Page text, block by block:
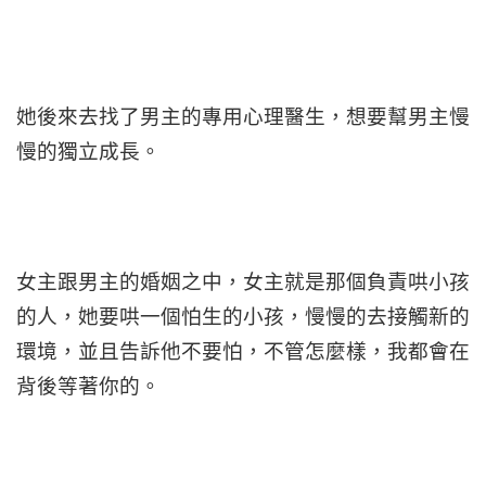
她後來去找了男主的專用心理醫生，想要幫男主慢
慢的獨立成長。
女主跟男主的婚姻之中，女主就是那個負責哄小孩
的人，她要哄一個怕生的小孩，慢慢的去接觸新的
環境，並且告訴他不要怕，不管怎麼樣，我都會在
背後等著你的。